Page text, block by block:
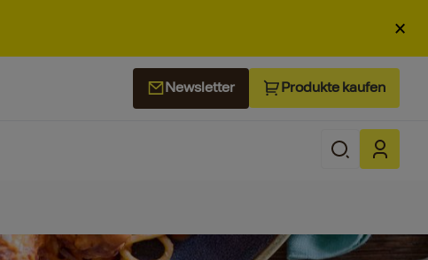
×
Newsletter Produkte kaufen